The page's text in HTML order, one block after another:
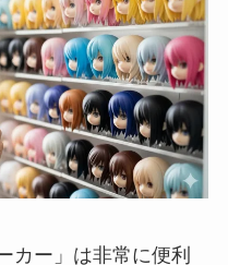
カー」は非常に便利